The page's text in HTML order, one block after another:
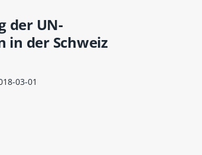
der UN-
der Schweiz
03-01